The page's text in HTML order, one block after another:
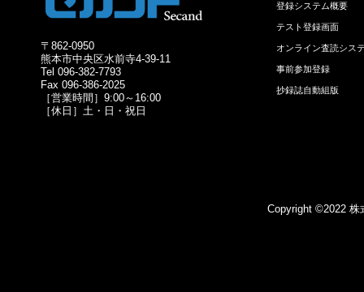
〒862-0950
熊本市中央区水前寺4-39-11
Tel 096-382-7793
Fax 096-386-2025
［営業時間］9:00～16:00
［休日］土・日・祝日
登録システム概要
テスト登録画面
オンライン査読シス
事前参加登録
抄録誌自動組版
Copyright ©2022 株